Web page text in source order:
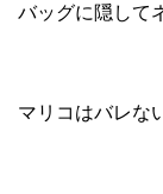
バッグに隠して
マリコはバレな